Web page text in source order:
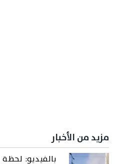
مزيد من الأخبار
بالفيديو: